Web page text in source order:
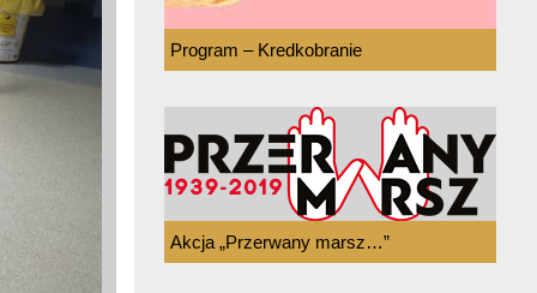
Program – Kredkobranie
Akcja „Przerwany marsz…”